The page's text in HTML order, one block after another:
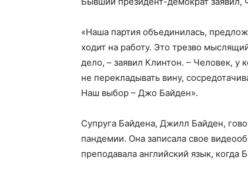
«Наша партия объединилась,
ходит на работу. Это трезво
дело, – заявил Клинтон. – Человек, у
не перекладывать вину,
Наш выбор – Джо Байден».
Супруга Байдена, Джилл Байден,
пандемии. Она записала свое
преподавала английский язык, когда